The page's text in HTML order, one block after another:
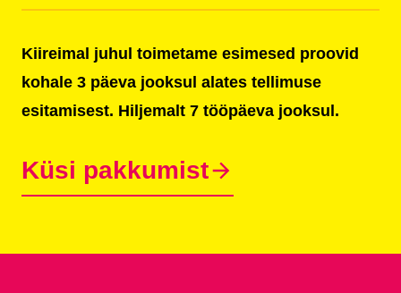
Kiireimal juhul toimetame esimesed proovid
kohale 3 päeva jooksul alates tellimuse
esitamisest. Hiljemalt 7 tööpäeva jooksul.
Küsi pakkumist